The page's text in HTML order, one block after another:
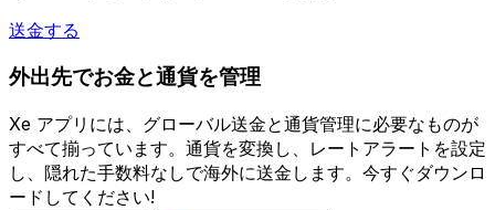
送金する
外出先でお金と通貨を管理
Xe アプリには、グローバル送金と通貨管理に必要なものが
すべて揃っています。通貨を変換し、レートアラートを設定
し、隠れた手数料なしで海外に送金します。今すぐダウンロ
ードしてください!